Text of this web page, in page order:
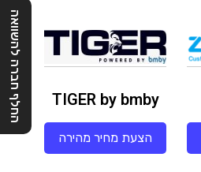
TIGER by bmby
הצעת מחיר מהירה
החלף חברה להשוואה